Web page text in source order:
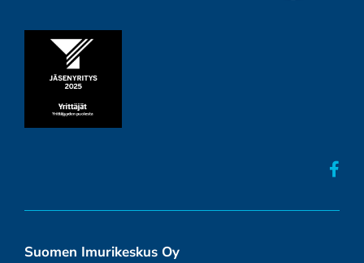
Suomen Imurikeskus Oy